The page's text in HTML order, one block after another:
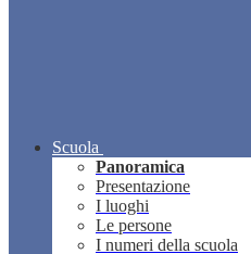
Scuola
Panoramica
Presentazione
I luoghi
Le persone
I numeri della scuola